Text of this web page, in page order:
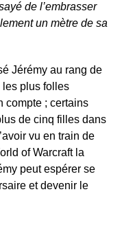
de l’embrasser
un mètre de sa
Jérémy au rang de
les plus folles
compte ; certains
de cinq filles dans
vu en train de
of Warcraft la
peut espérer se
et devenir le